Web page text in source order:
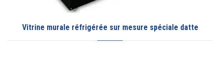
Vitrine murale réfrigérée sur mesure spéciale datte